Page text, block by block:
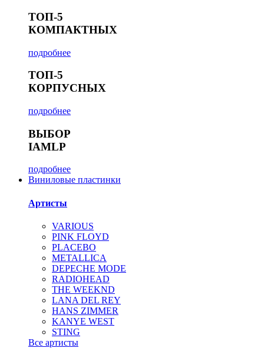
ТОП-5
КОМПАКТНЫХ
подробнее
ТОП-5
КОРПУСНЫХ
подробнее
ВЫБОР
IAMLP
подробнее
Виниловые пластинки
Артисты
VARIOUS
PINK FLOYD
PLACEBO
METALLICA
DEPECHE MODE
RADIOHEAD
THE WEEKND
LANA DEL REY
HANS ZIMMER
KANYE WEST
STING
Все артисты